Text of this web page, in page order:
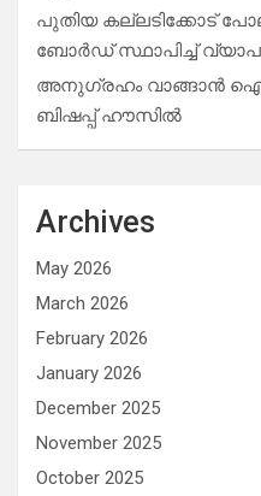
പുതിയ കല്ലടിക്കോട്
ബോർഡ് സ്ഥാപിച്ച്
അനുഗ്രഹം വാങ്ങാൻ
ബിഷപ്പ് ഹൗസില്‍
Archives
May 2026
March 2026
February 2026
January 2026
December 2025
November 2025
October 2025